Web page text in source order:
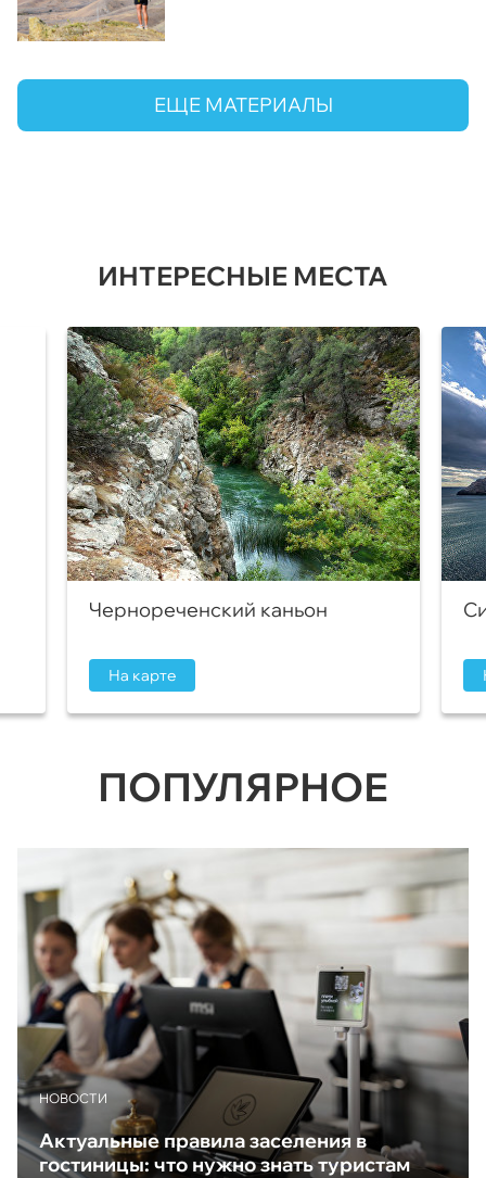
ЕЩЕ МАТЕРИАЛЫ
ИНТЕРЕСНЫЕ МЕСТА
Чернореченский каньон
На карте
ПОПУЛЯРНОЕ
НОВОСТИ
Актуальные правила заселения в
гостиницы: что нужно знать туристам